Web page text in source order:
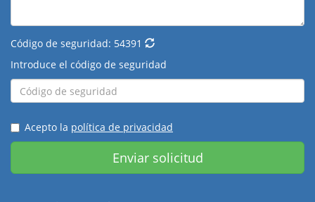
Código de seguridad: 54391
Introduce el código de seguridad
Acepto la política de privacidad
Enviar solicitud